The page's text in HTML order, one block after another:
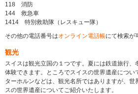
118 消防
144 救急車
1414 特別救助隊（レスキュー隊）
その他の電話番号はオンライン電話帳にて検索が
観光
スイスは観光立国の１つです。夏には鉄道旅行、
体験できます。ところでスイスの世界遺産につい
ターホルンなどは、観光名所ではありますが、世
スの世界遺産についてご紹介いたします。